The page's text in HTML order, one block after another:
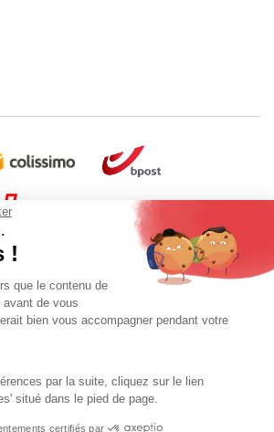
!
que le contenu de
de vous
bien vous accompagner pendant votre
par la suite, cliquez sur le lien
situé dans le pied de page.
certifiés par
9.6/ 10 (10273 avis)